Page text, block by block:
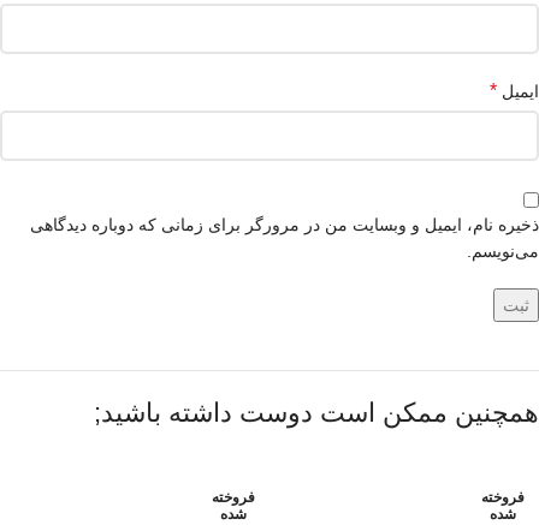
ایمیل *
ذخیره نام، ایمیل و وبسایت من در مرورگر برای زمانی که دوباره دیدگاهی
می‌نویسم.
همچنین ممکن است دوست داشته باشید;
فروخته
شده
فروخته
شده